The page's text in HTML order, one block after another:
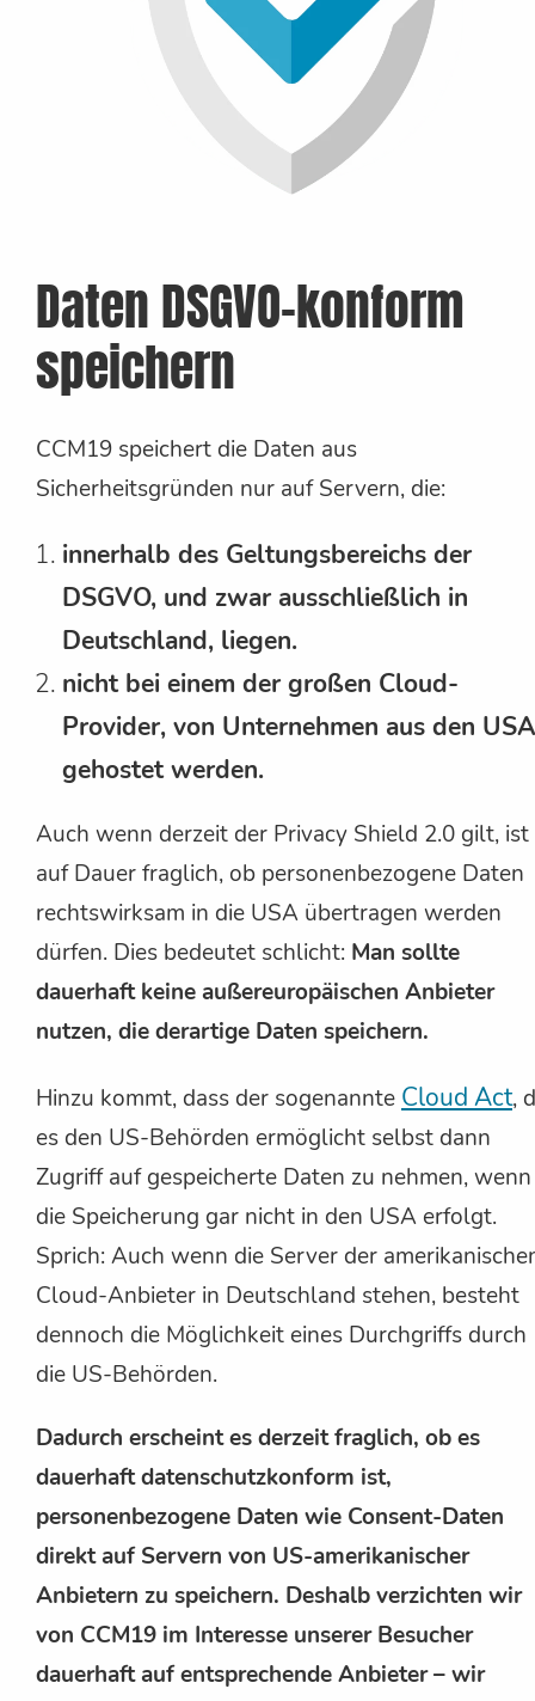
Daten DSGVO-konform
speichern
CCM19 speichert die Daten aus
Sicherheitsgründen nur auf Servern, die:
innerhalb des Geltungsbereichs der
DSGVO, und zwar ausschließlich in
Deutschland, liegen.
nicht bei einem der großen Cloud-
Provider, von Unternehmen aus den
gehostet werden.
Auch wenn derzeit der Privacy Shield 2.0 gilt, ist
auf Dauer fraglich, ob personenbezogene Daten
rechtswirksam in die USA übertragen werden
dürfen. Dies bedeutet schlicht: Man sollte
dauerhaft keine außereuropäischen Anbieter
nutzen, die derartige Daten speichern.
Hinzu kommt, dass der sogenannte Cloud Act,
es den US-Behörden ermöglicht selbst dann
Zugriff auf gespeicherte Daten zu nehmen, wenn
die Speicherung gar nicht in den USA erfolgt.
Sprich: Auch wenn die Server der
Cloud-Anbieter in Deutschland stehen, besteht
dennoch die Möglichkeit eines Durchgriffs durch
die US-Behörden.
Dadurch erscheint es derzeit fraglich, ob es
dauerhaft datenschutzkonform ist,
personenbezogene Daten wie Consent-Daten
direkt auf Servern von US-amerikanischer
Anbietern zu speichern. Deshalb verzichten wir
von CCM19 im Interesse unserer Besucher
dauerhaft auf entsprechende Anbieter – wir